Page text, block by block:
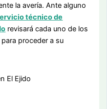
la avería. Ante alguno
técnico de
revisará cada uno de los
proceder a su